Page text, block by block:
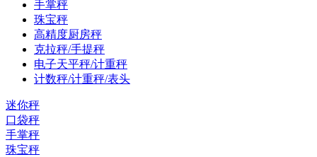
手掌秤
珠宝秤
高精度厨房秤
克拉秤/手提秤
电子天平秤/计重秤
计数秤/计重秤/表头
迷你秤
口袋秤
手掌秤
珠宝秤